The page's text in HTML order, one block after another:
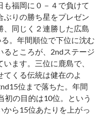
も福岡に０－４で負けて
ぶりの勝ち星をプレゼン
、同じく２連勝した広島
。年間順位で下位に沈む
るところが、2ndステージ
ます。三位に鹿島で、
てくる伝統は健在のよ
位まで落ちた。年間
初の目的は10位。という
から15位あたりを上がっ